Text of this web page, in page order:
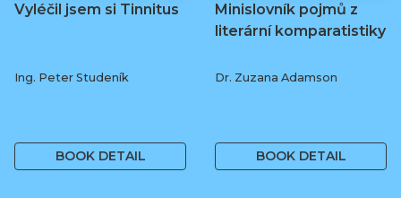
Vyléčil jsem si Tinnitus
Ing. Peter Studeník
BOOK DETAIL
Minislovník pojmů z
literární komparatistiky
Dr. Zuzana Adamson
BOOK DETAIL